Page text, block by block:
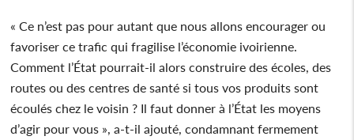
« Ce n’est pas pour autant que nous allons encourager ou
favoriser ce trafic qui fragilise l’économie ivoirienne.
Comment l’État pourrait-il alors construire des écoles, des
routes ou des centres de santé si tous vos produits sont
écoulés chez le voisin ? Il faut donner à l’État les moyens
d’agir pour vous », a-t-il ajouté, condamnant fermement